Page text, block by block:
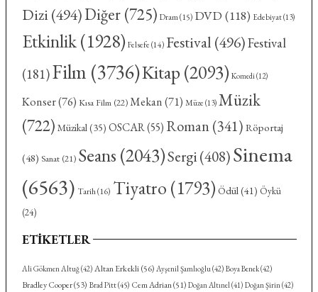
Dizi(494)Diğer(725) Dram (15) DVD (118) Edebiyat(13)
Etkinlik(1928) Felsefe (14) Festival (496)Festival
(181)Film (3736)Kitap (2093) Komedi (12)
Konser(76) Kısa Film(22) Mekan(71) Müze (13) Müzik
(722) Müzikal(35) OSCAR(55) Roman(341) Röportaj
(48) Sanat(21) Seans (2043)Sergi(408)Sinema
(6563) Tarih(16) Tiyatro (1793) Ödül (41) Öykü
(24)
ETIKETLER
Ali Gökmen Altuğ(42) Altan Erkekli(56) Ayşenil Şamlıoğlu (42) Boya Benek(42)
Bradley Cooper(53) Brad Pitt(45) Cem Adrian(51) Doğan Altınel (41) Doğan Şirin (42)